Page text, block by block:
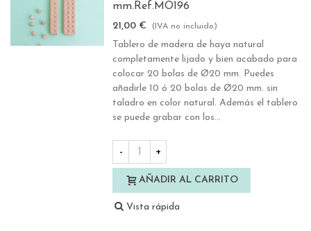
mm.Ref.MO196
21,00 € (IVA no incluido)
Tablero de madera de haya natural
completamente lijado y bien acabado para
colocar 20 bolas de Ø20 mm. Puedes
añadirle 10 ó 20 bolas de Ø20 mm. sin
taladro en color natural. Además el tablero
se puede grabar con los...
- +
AÑADIR AL CARRITO
Vista rápida